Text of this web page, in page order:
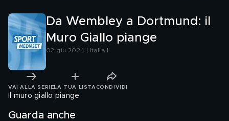
Da Wembley a Dortmund: il
Muro Giallo piange
02 giu 2024 | Italia 1
VAI ALLA SERIE LA TUA LISTA CONDIVIDI
Il muro giallo piange
Guarda anche